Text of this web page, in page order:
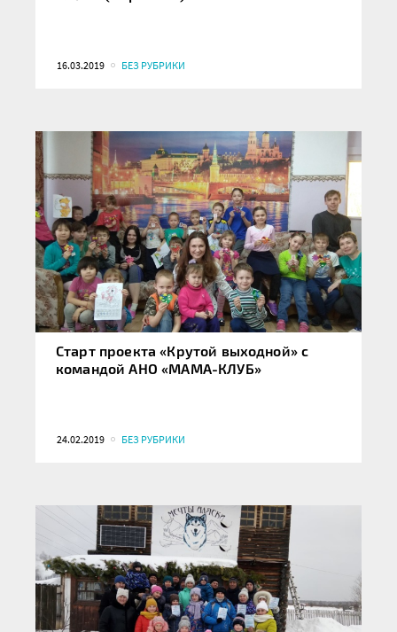
16.03.2019 БЕЗ РУБРИКИ
Старт проекта «Крутой выходной» с
командой АНО «МАМА-КЛУБ»
24.02.2019 БЕЗ РУБРИКИ